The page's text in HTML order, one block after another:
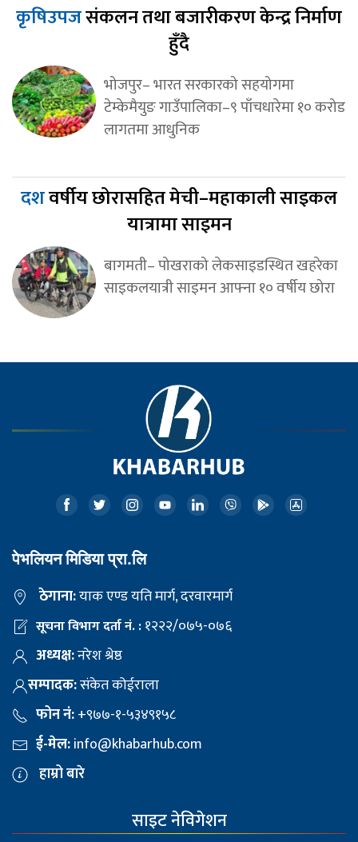
कृषिउपजसंकलन तथा बजारीकरण केन्द्र निर्माण
हुँदै
भोजपुर– भारत सरकारको सहयोगमा
टेम्केमैयुङ गाउँपालिका–९ पाँचधारेमा १० करोड
लागतमा आधुनिक
दशवर्षीय छोरासहित मेची–महाकाली साइकल
यात्रामा साइमन
बागमती– पोखराको लेकसाइडस्थित खहरेका
साइकलयात्री साइमन आफ्ना १० वर्षीय छोरा
पेभलियन मिडिया प्रा.लि
ठेगाना:याक एण्ड यति मार्ग, दरवारमार्ग
सूचना विभाग दर्ता नं. :१२२२/०७५-०७६
अध्यक्ष:नरेश श्रेष्ठ
सम्पादक:संकेत कोईराला
फोन नं:+९७७-१-५३४९१५८
ई-मेल:info@khabarhub.com
हाम्रो बारे
साइट नेविगेशन